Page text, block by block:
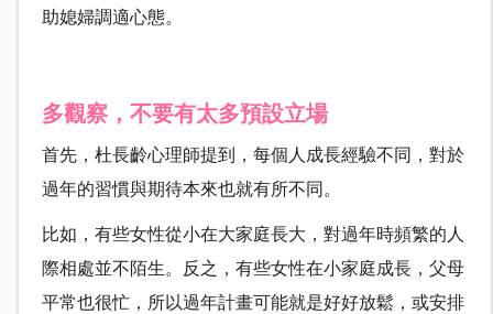
助媳婦調適心態。
多觀察，不要有太多預設立場
首先，杜長齡心理師提到，每個人成長經驗不同，對於
過年的習慣與期待本來也就有所不同。
比如，有些女性從小在大家庭長大，對過年時頻繁的人
際相處並不陌生。反之，有些女性在小家庭成長，父母
平常也很忙，所以過年計畫可能就是好好放鬆，或安排